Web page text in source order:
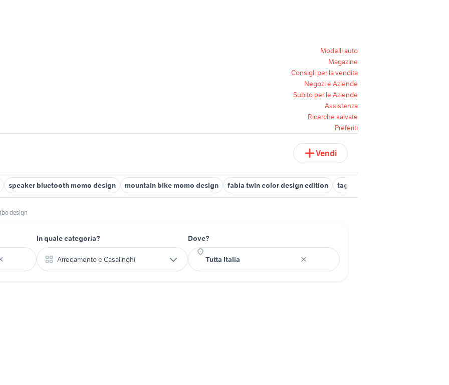
Modelli auto
Magazine
Consigli per la vendita
Negozi e Aziende
Subito per le Aziende
Assistenza
Ricerche salvate
Preferiti
Vendi
speaker bluetooth momo design mountain bike momo design fabia twin color design edition taglieri design
design
In quale categoria?
Arredamento e Casalinghi
Dove?